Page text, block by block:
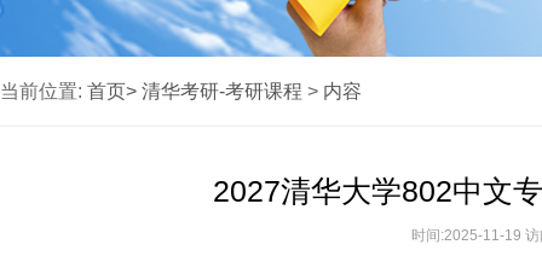
当前位置: 首页> 清华考研-考研课程 > 内容
2027清华大学802中文
时间:2025-11-19